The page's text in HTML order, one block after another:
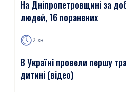
На Дніпропетровщині за
людей, 16 поранених
2 хв
В Україні провели першу
дитині (відео)